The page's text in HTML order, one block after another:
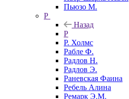
Пьюзо М.
Р
Назад
Р
Р. Холмс
Рабле Ф.
Радлов Н.
Радлов Э.
Раневская Фаина
Ребель Алина
Ремарк Э.М.